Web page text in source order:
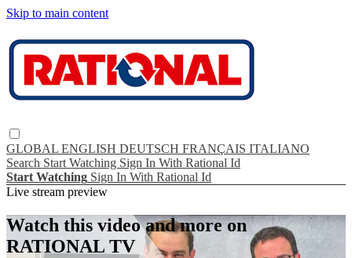
Skip to main content
GLOBAL ENGLISH DEUTSCH FRANÇAIS ITALIANO
Search Start Watching Sign In With Rational Id
Start Watching Sign In With Rational Id
Live stream preview
Watch this video and more on
RATIONAL TV